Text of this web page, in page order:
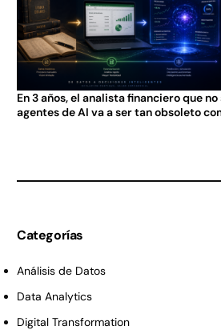
En 3 años, el analista financiero que
agentes de AI va a ser tan obsoleto
Categorías
Análisis de Datos
Data Analytics
Digital Transformation